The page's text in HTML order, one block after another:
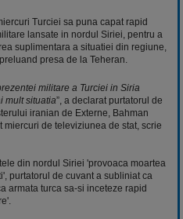
Turciei sa puna capat rapid
lansate in nordul Siriei, pentru a
suplimentara a situatiei din regiune,
presa de la Teheran.
militare a Turciei in Siria
mult situatia”, a declarat purtatorul de
iranian de Externe, Bahman
miercuri de televiziunea de stat, scrie
din nordul Siriei 'provoaca moartea
purtatorul de cuvant a subliniat ca
armata turca sa-si inceteze rapid